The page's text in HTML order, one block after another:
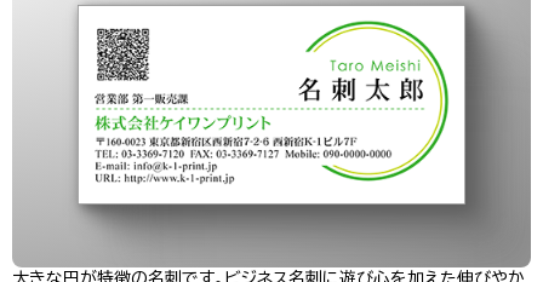
大きな円が特徴の名刺です。ビジネス名刺に遊び心を加えた伸びやか